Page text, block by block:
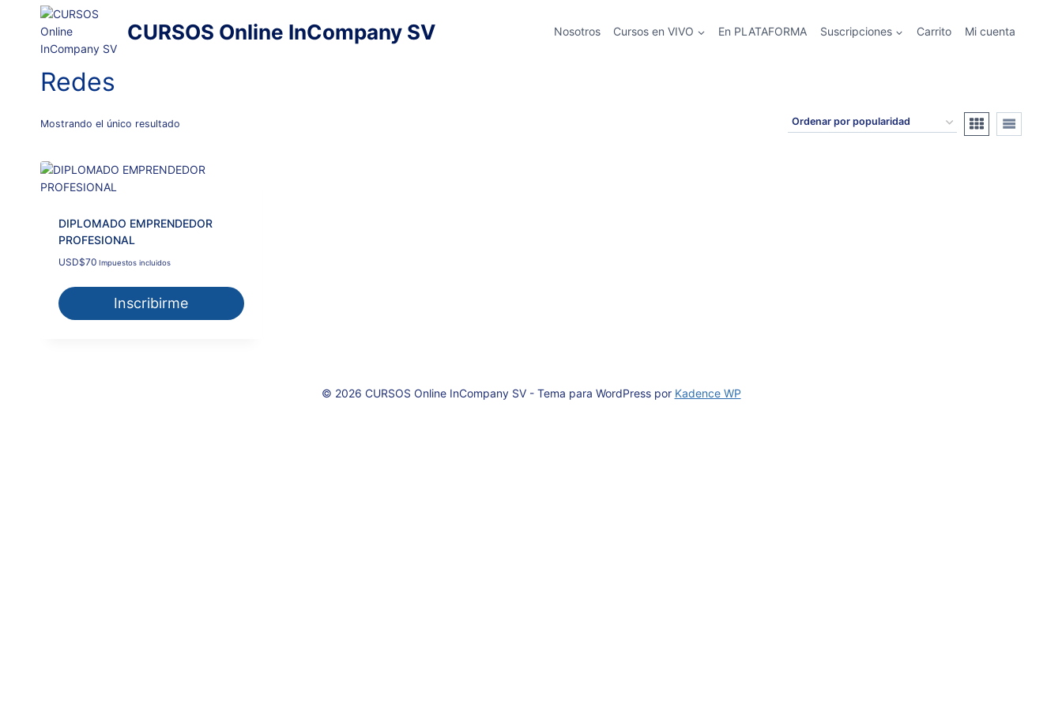
contenido
CURSOS Online InCompany SV Nosotros Cursos en VIVO En PLATAFORMA Suscripciones Carrito Mi cuenta
Redes
Mostrando el único resultado
DIPLOMADO EMPRENDEDOR
PROFESIONAL
USD$70 Impuestos incluidos
Inscribirme
© 2026 CURSOS Online InCompany SV - Tema para WordPress por Kadence WP